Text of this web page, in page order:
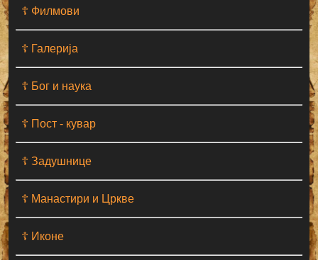
☦ Филмови
☦ Галерија
☦ Бог и наука
☦ Пост - кувар
☦ Задушнице
☦ Манастири и Цркве
☦ Иконе